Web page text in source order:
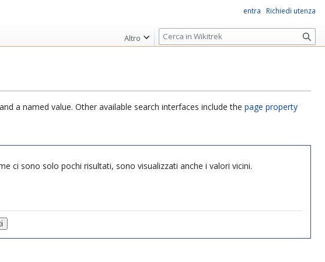
a named value. Other available search interfaces include the page property
ci sono solo pochi risultati, sono visualizzati anche i valori vicini.
entra Richiedi utenza
Altro
R
i
r
c